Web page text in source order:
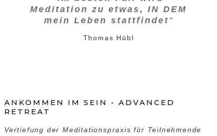
Meditation zu etwas, IN DEM
mein Leben stattfindet"
Thomas Hübl
ANKOMMEN IM SEIN - ADVANCED
RETREAT
Vertiefung der Meditationspraxis für Teilnehmende